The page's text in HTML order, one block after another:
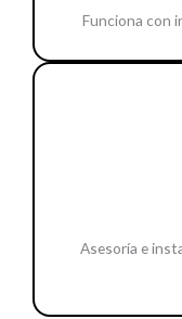
Funciona con
Asesoría e